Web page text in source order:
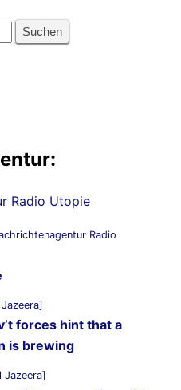
Radio Utopie
Radio
forces hint that a
is brewing